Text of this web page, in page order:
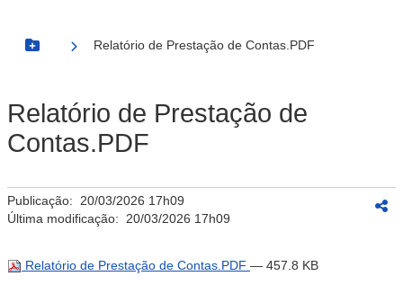
Botão Menu
Relatório de Prestação de Contas.PDF
Relatório de Prestação de
Contas.PDF
Publicação: 20/03/2026 17h09
Última modificação: 20/03/2026 17h09
Relatório de Prestação de Contas.PDF — 457.8 KB